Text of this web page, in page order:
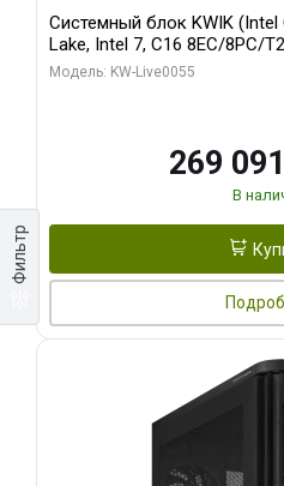
Фильтр
Системный блок KWIK (Intel
Lake, Intel 7, C16 8EC/8PC/
MSI RTX5080 SHADOW 3X
Модель: KW-Live0055
269
В